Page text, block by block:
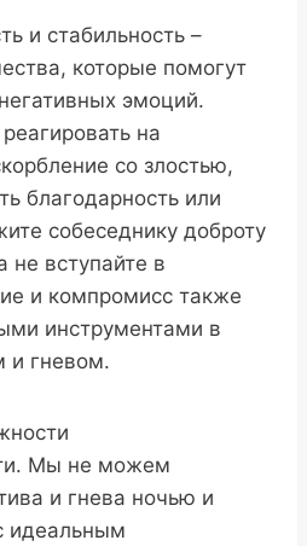
и стабильность –
которые помогут
эмоций.
на
со злостью,
благодарность или
собеседнику доброту
не вступайте в
и компромисс также
инструментами в
и гневом.
Мы не можем
и гнева ночью и
идеальным